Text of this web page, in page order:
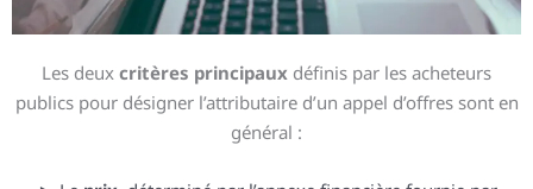
Les deux critères principaux définis par les acheteurs
publics pour désigner l’attributaire d’un appel d’offres sont en
général :